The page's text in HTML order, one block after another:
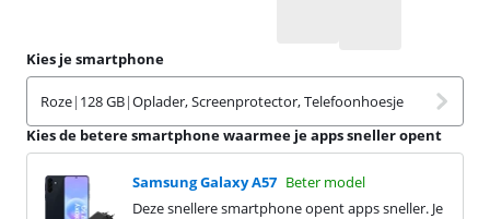
Kies je smartphone
Roze| 128 GB|Oplader, Screenprotector, Telefoonhoesje
Kies de betere smartphone waarmee je apps sneller opent
Samsung Galaxy A57 Beter model
Deze snellere smartphone opent apps sneller. Je